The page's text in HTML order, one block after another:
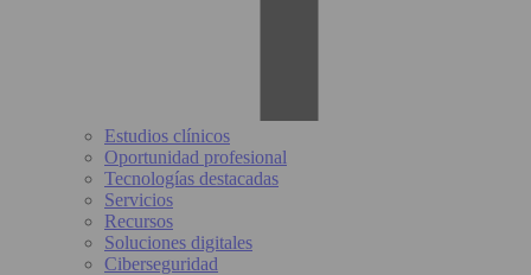
Estudios clínicos
Oportunidad profesional
Tecnologías destacadas
Servicios
Recursos
Soluciones digitales
Ciberseguridad